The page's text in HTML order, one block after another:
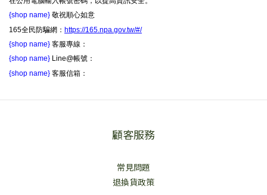
{shop name} 敬祝順心如意
165全民防騙網： https://165.npa.gov.tw/#/
{shop name} 客服專線：
{shop name} Line@帳號：
{shop name} 客服信箱：
顧客服務
常見問題
退換貨政策